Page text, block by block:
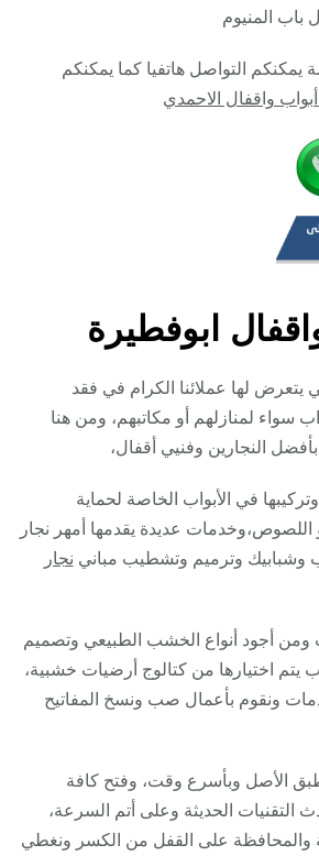
باب المنيوم
يمكنكم التواصل هاتفيا كما يمكنكم
واقفال الاحمدي
ابوفطيرة
يتعرض لها عملائنا الكرام في فقد
سواء لمنازلهم أو مكاتبهم، ومن هنا
بأفضل النجارين وفنيي أقفال،
في الأبواب الخاصة لحماية
عديدة يقدمها أمهر نجار
وشبابيك وترميم وتشطيب مباني نجار
أجود أنواع الخشب الطبيعي وتصميم
يتم اختيارها من كتالوج أرضيات خشبية،
ونقوم بأعمال صب ونسخ المفاتيح
الأصل وبأسرع وقت، وفتح كافة
التقنيات الحديثة وعلى أتم السرعة،
والمحافظة على القفل من الكسر ونغطي